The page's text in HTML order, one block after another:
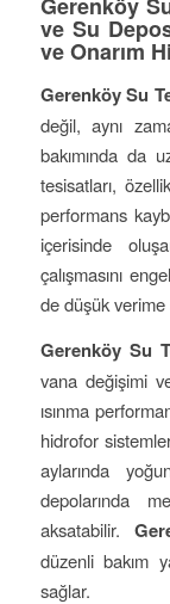
Gerenköy
ve Su
ve Onarım
Gerenköy Su
değil, aynı
bakımında da
tesisatları,
performans
içerisinde
çalışmasını
de düşük
Gerenköy Su
vana değişimi
ısınma
hidrofor
aylarında
depolarında
aksatabilir.
düzenli bakım
sağlar.